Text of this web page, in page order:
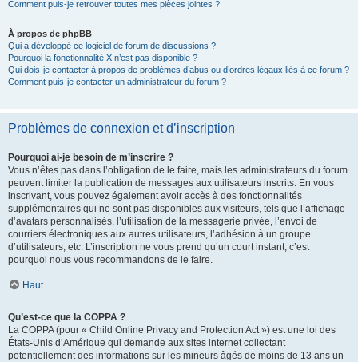
Comment puis-je retrouver toutes mes pièces jointes ?
À propos de phpBB
Qui a développé ce logiciel de forum de discussions ?
Pourquoi la fonctionnalité X n’est pas disponible ?
Qui dois-je contacter à propos de problèmes d’abus ou d’ordres légaux liés à ce forum ?
Comment puis-je contacter un administrateur du forum ?
Problèmes de connexion et d’inscription
Pourquoi ai-je besoin de m’inscrire ?
Vous n’êtes pas dans l’obligation de le faire, mais les administrateurs du forum
peuvent limiter la publication de messages aux utilisateurs inscrits. En vous
inscrivant, vous pouvez également avoir accès à des fonctionnalités
supplémentaires qui ne sont pas disponibles aux visiteurs, tels que l’affichage
d’avatars personnalisés, l’utilisation de la messagerie privée, l’envoi de
courriers électroniques aux autres utilisateurs, l’adhésion à un groupe
d’utilisateurs, etc. L’inscription ne vous prend qu’un court instant, c’est
pourquoi nous vous recommandons de le faire.
Haut
Qu’est-ce que la COPPA ?
La COPPA (pour « Child Online Privacy and Protection Act ») est une loi des
États-Unis d’Amérique qui demande aux sites internet collectant
potentiellement des informations sur les mineurs âgés de moins de 13 ans un